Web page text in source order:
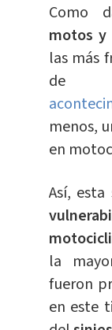
Como
motos y
las más
menos,
en
Así,
la
fueron
en este